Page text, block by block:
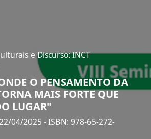
e Discurso: INCT
O PENSAMENTO DA
MAIS FORTE QUE
LUGAR"
04/2025 - ISBN: 978-65-272-